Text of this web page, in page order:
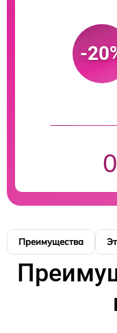
-
Преимущества